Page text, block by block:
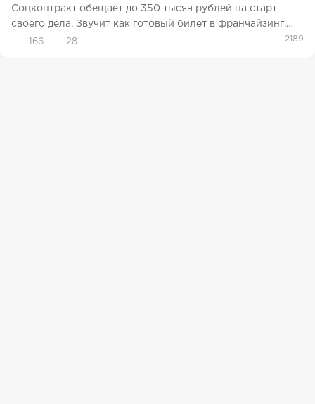
Соцконтракт обещает до 350 тысяч рублей на старт
своего дела. Звучит как готовый билет в франчайзинг.
Взял проверенную модель, государство оплатило вход.
166 28 2189